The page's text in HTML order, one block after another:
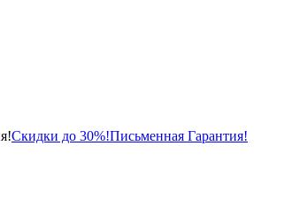
Скидки до 30%!Письменная Гарантия!